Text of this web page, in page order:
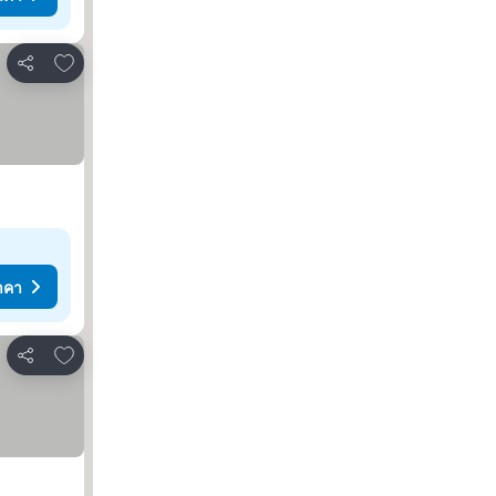
แชร์
เพิ่มในรายการโปรด
า
แชร์
เพิ่มในรายการโปรด